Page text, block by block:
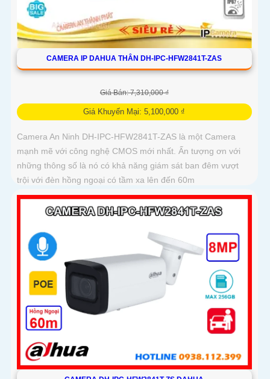
CAMERA IP DAHUA THÂN DH-IPC-HFW2841T-ZAS
Giá Bán: 7,310,000 ₫
Giá Khuyến Mại: 5,100,000 ₫
Camera An Ninh DH-IPC-HFW2841T-ZAS là một Camera
mạnh mẽ với công nghệ CMOS mới nhất. Ấn tượng ơn với
những thông số là nó có khả năng giám sát ban đêm vượt
trội với đèn hồng ngoại có tầm xa lên đến 60m